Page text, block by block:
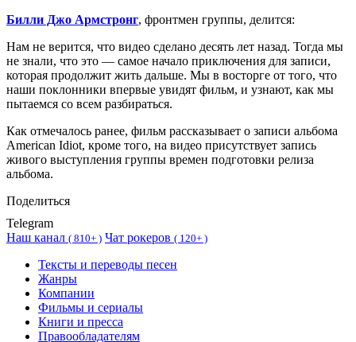
Билли Джо Армстронг, фронтмен группы, делится:
Нам не верится, что видео сделано десять лет назад. Тогда мы
не знали, что это — самое начало приключения для записи,
которая продолжит жить дальше. Мы в восторге от того, что
наши поклонники впервые увидят фильм, и узнают, как мы
пытаемся со всем разбираться.
Как отмечалось ранее, фильм рассказывает о записи альбома
American Idiot, кроме того, на видео присутствует запись
живого выступления группы времен подготовки релиза
альбома.
Поделиться
Telegram
Наш канал ( 810+ ) Чат рокеров ( 120+ )
Тексты и переводы песен
Жанры
Компании
Фильмы и сериалы
Книги и пресса
Правообладателям